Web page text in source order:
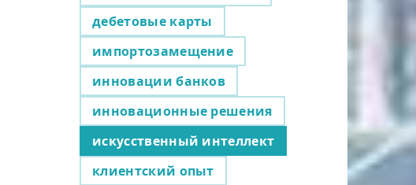
дебетовые карты
импортозамещение
инновации банков
инновационные решения
искусственный интеллект
клиентский опыт